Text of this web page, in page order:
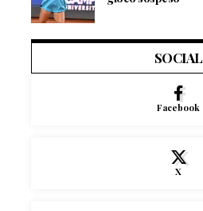
SOCIAL
Facebook
X